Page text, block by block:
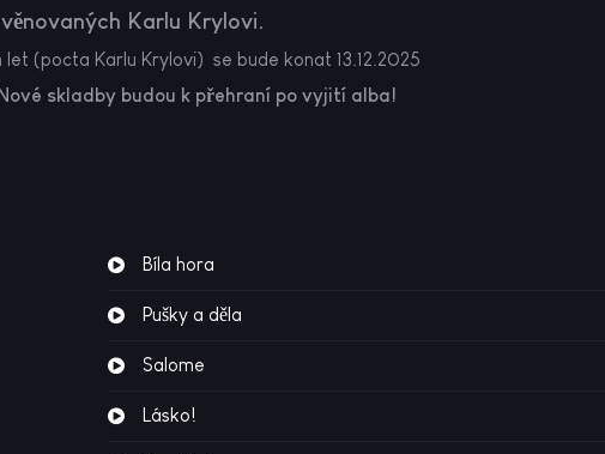
Karlu Krylovi.
let (pocta Karlu Krylovi) se bude konat 13.12.2025
Nové skladby budou k přehraní po vyjití alba!
Bíla hora
Pušky a děla
Salome
Lásko!